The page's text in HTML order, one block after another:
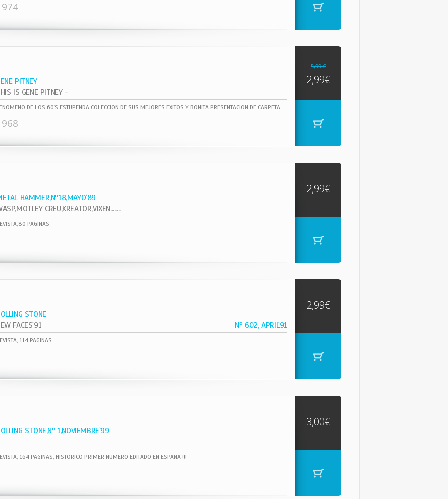
PITNEY
IS GENE PITNEY -
DE LOS 60`S ESTUPENDA COLECCION DE SUS MEJORES EXITOS Y BONITA PRESENTACION DE CARPETA
5,99 €
2,99€
HAMMER,Nº18,MAYO`89
CREU,KREATOR,VIXEN........
PAGINAS
2,99€
STONE
FACES`91
Nº 602, APRIL`91
114 PAGINAS
2,99€
STONE,Nº 1,NOVIEMBRE`99
164 PAGINAS, HISTORICO PRIMER NUMERO EDITADO EN ESPAÑA !!!
3,00€